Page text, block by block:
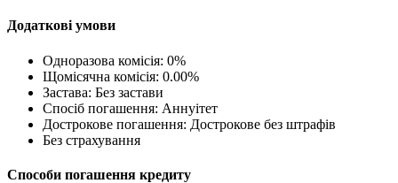
Додаткові умови
Одноразова комісія: 0%
Щомісячна комісія: 0.00%
Застава: Без застави
Спосіб погашення: Aннуітет
Дострокове погашення: Дострокове без штрафів
Без страхування
Способи погашення кредиту